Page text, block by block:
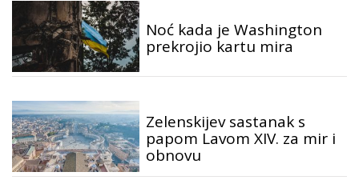
Noć kada je Washington
prekrojio kartu mira
Zelenskijev sastanak s
papom Lavom XIV. za mir i
obnovu